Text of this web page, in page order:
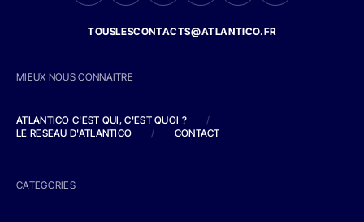
TOUSLESCONTACTS@ATLANTICO.FR
MIEUX NOUS CONNAITRE
ATLANTICO C'EST QUI, C'EST QUOI ?
/
LE RESEAU D'ATLANTICO
/ CONTACT
CATEGORIES